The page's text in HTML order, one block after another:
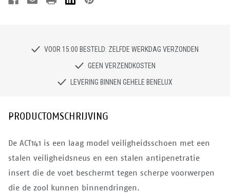
VOOR 15:00 BESTELD: ZELFDE WERKDAG VERZONDEN
GEEN VERZENDKOSTEN
LEVERING BINNEN GEHELE BENELUX
PRODUCTOMSCHRIJVING
De ACT141 is een laag model veiligheidsschoen met een
stalen veiligheidsneus en een stalen antipenetratie
insert die de voet beschermt tegen scherpe voorwerpen
die de zool kunnen binnendringen.